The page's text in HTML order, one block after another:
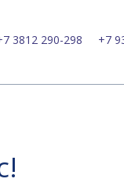
3812 290-298 +7